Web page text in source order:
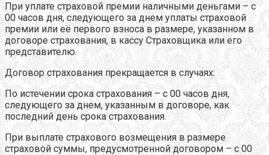
При уплате страховой премии наличными деньгами – с
00 часов дня, следующего за днем уплаты страховой
премии или её первого взноса в размере, указанном в
договоре страхования, в кассу Страховщика или его
представителю.
Договор страхования прекращается в случаях:
По истечении срока страхования – с 00 часов дня,
следующего за днем, указанным в договоре, как
последний день срока страхования.
При выплате страхового возмещения в размере
страховой суммы, предусмотренной договором – с 00